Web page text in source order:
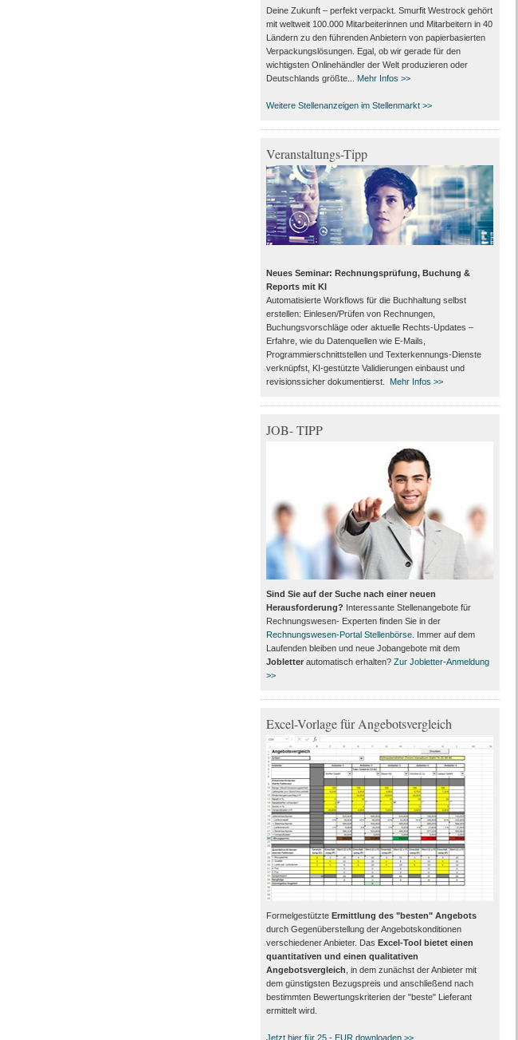
Deine Zukunft – perfekt verpackt. Smurfit Westrock gehört
mit weltweit 100.000 Mitarbeiter­innen und Mitarbeitern in 40
Ländern zu den führenden Anbietern von papier­basierten
Verpackungs­lösungen. Egal, ob wir gerade für den
wichtigsten Onlinehändler der Welt produzieren oder
Deutschlands größte...
Mehr Infos >>
Weitere Stellenanzeigen im Stellenmarkt >>
Veranstaltungs-Tipp
Neues Seminar: Rechnungsprüfung, Buchung &
Reports mit KI
Automatisierte Workflows für die Buchhaltung selbst
erstellen: Einlesen/Prüfen von Rechnungen,
Buchungsvorschläge oder aktuelle Rechts-Updates –
Erfahre, wie du Datenquellen wie E-Mails,
Programmierschnittstellen und Texterkennungs-Dienste
verknüpfst, KI-gestützte Validierungen einbaust und
revisionssicher dokumentierst.
Mehr Infos >>
JOB- TIPP
Sind Sie auf der Suche nach einer neuen
Herausforderung? Interessante Stellenangebote für
Rechnungswesen- Experten finden Sie in der
Rechnungswesen-Portal Stellenbörse. Immer auf dem
Laufenden bleiben und neue Jobangebote mit dem
Jobletterautomatisch erhalten? Zur Jobletter-Anmeldung
>>
Excel-Vorlage für Angebotsvergleich
Formelgestützte Ermittlung des "besten" Angebots
durch Gegenüberstellung der Angebotskonditionen
verschiedener Anbieter. Das Excel-Tool bietet einen
quantitativen und einen qualitativen
Angebotsvergleich , in dem zunächst der Anbieter mit
dem günstigsten Bezugspreis und anschließend nach
bestimmten Bewertungskriterien der "beste" Lieferant
ermittelt wird.
Jetzt hier für 25,- EUR downloaden >>